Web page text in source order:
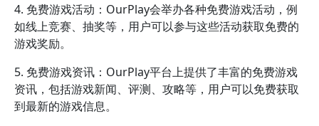
4. 免费游戏活动：OurPlay会举办各种免费游戏活动，例
如线上竞赛、抽奖等，用户可以参与这些活动获取免费的
游戏奖励。
5. 免费游戏资讯：OurPlay平台上提供了丰富的免费游戏
资讯，包括游戏新闻、评测、攻略等，用户可以免费获取
到最新的游戏信息。